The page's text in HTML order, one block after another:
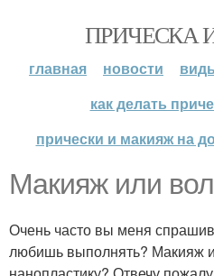
ПРИЧЕСКА
главная новости
как делать
прически и макияж на
Макияж или
Очень часто вы меня
любишь выполнять? Макияж